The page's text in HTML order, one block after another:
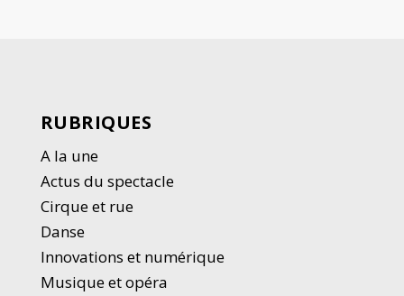
RUBRIQUES
A la une
Actus du spectacle
Cirque et rue
Danse
Innovations et numérique
Musique et opéra